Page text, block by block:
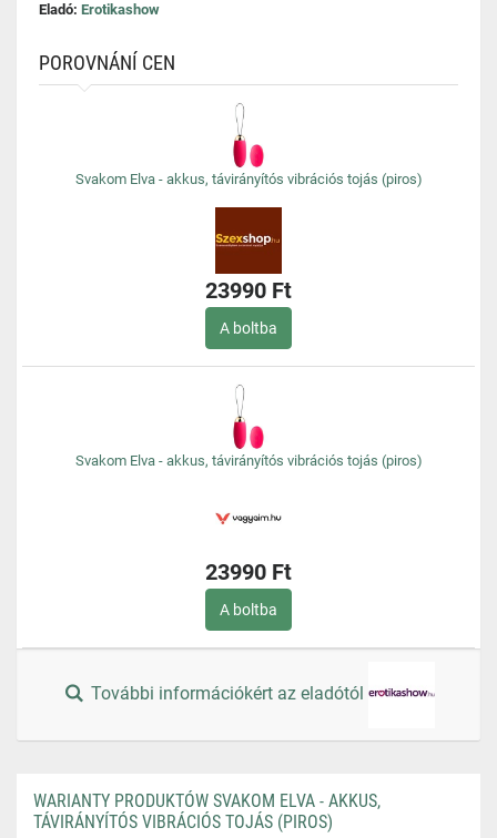
Eladó: Erotikashow
POROVNÁNÍ CEN
Svakom Elva - akkus, távirányítós vibrációs tojás (piros)
23990 Ft
A boltba
Svakom Elva - akkus, távirányítós vibrációs tojás (piros)
23990 Ft
A boltba
További információkért az eladótól
WARIANTY PRODUKTÓW SVAKOM ELVA - AKKUS,
TÁVIRÁNYÍTÓS VIBRÁCIÓS TOJÁS (PIROS)